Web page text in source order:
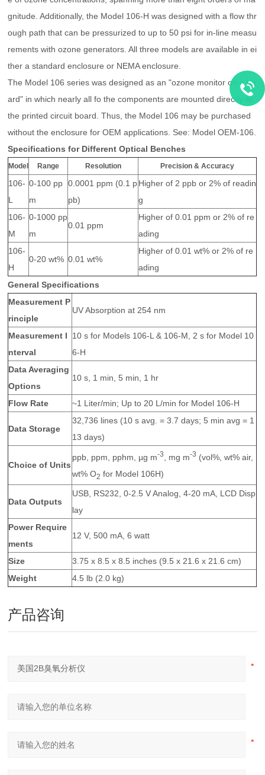
gnitude. Additionally, the Model 106-H was designed with a flow thr
ough path that can be pressurized to up to 50 psi for in-line measu
rements with ozone generators. All three models are available in ei
ther a standard enclosure or NEMA enclosure.
The Model 106 series was designed as an "ozone monitor on a bo
ard" in which nearly all fo the components are mounted directly to
the printed circuit board. Thus, the Model 106 may be purchased
without the enclosure for OEM applications. See: Model OEM-106.
Specifications for Different Optical Benches
Model Range Resolution Precision & Accuracy
106-
L
0-100 pp
m
0.0001 ppm (0.1 p
pb)
Higher of 2 ppb or 2% of readin
g
106-
M
0-1000 pp
m
0.01 ppm
Higher of 0.01 ppm or 2% of re
ading
106-
H
0-20 wt% 0.01 wt%
Higher of 0.01 wt% or 2% of re
ading
General Specifications
Measurement P
rinciple
UV Absorption at 254 nm
Measurement I
nterval
10 s for Models 106-L & 106-M, 2 s for Model 10
6-H
Data Averaging
Options
10 s, 1 min, 5 min, 1 hr
Flow Rate ~1 Liter/min; Up to 20 L/min for Model 106-H
Data Storage
32,736 lines (10 s avg. = 3.7 days; 5 min avg = 1
13 days)
Choice of Units
ppb, ppm, pphm, µg m-3 , mg m-3 (vol%, wt% air,
wt% O2 for Model 106H)
Data Outputs
USB, RS232, 0-2.5 V Analog, 4-20 mA, LCD Disp
lay
Power Require
ments
12 V, 500 mA, 6 watt
Size
3.75 x 8.5 x 8.5 inches (9.5 x 21.6 x 21.6 cm)
Weight
4.5 lb (2.0 kg)
产品咨询